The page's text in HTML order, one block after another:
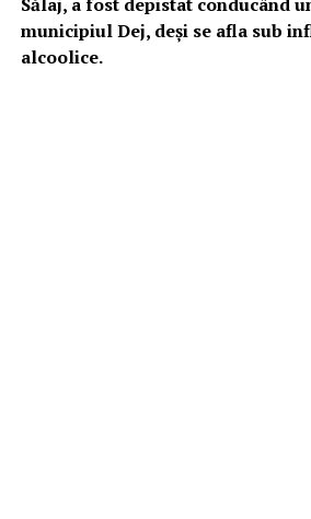
municipiul Dej, deşi se afla sub
alcoolice.